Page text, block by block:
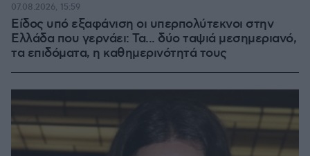
Είδος υπό εξαφάνιση οι υπερπολύτεκνοι στην
Ελλάδα που γερνάει: Τα... δύο ταψιά μεσημεριανό,
τα επιδόματα, η καθημερινότητά τους
07.08.2026, 15:59